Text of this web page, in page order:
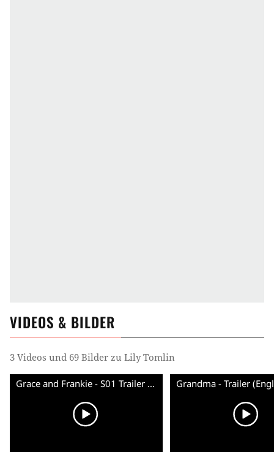
VIDEOS & BILDER
3 Videos und 69 Bilder zu Lily Tomlin
Grace and Frankie - S01 Trailer (English) HD Grandma - Trailer